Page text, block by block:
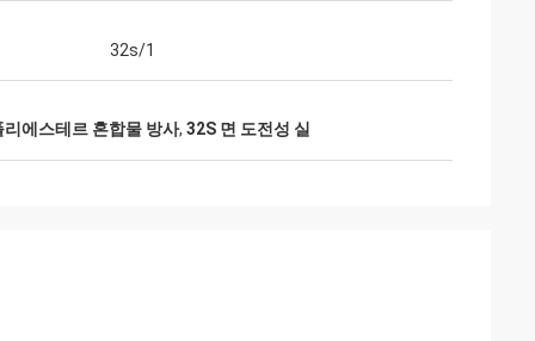
32s/1
에스테르 혼합물 방사, 32S 면 도전성 실